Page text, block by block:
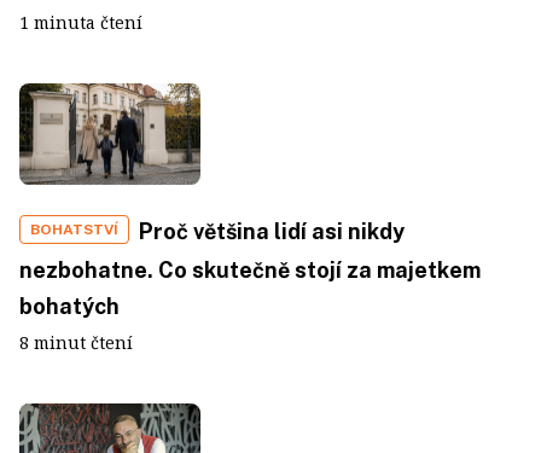
1 minuta čtení
BOHATSTVÍ
Proč většina lidí asi nikdy
nezbohatne. Co skutečně stojí za majetkem
bohatých
8 minut čtení